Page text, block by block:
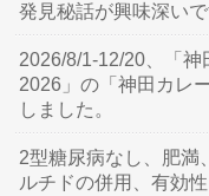
発見秘話が興味深いで
2026/8/1-12/20、「
2026」の「神田カレ
しました。
2型糖尿病なし、肥満
ルチドの併用、有効